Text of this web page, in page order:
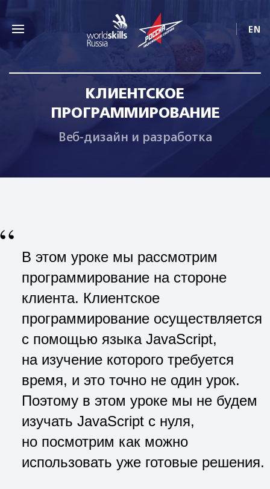
EN
КЛИЕНТСКОЕ
ПРОГРАММИРОВАНИЕ
Веб-дизайн и разработка
В этом уроке мы рассмотрим
программирование на стороне
клиента. Клиентское
программирование осуществляется
с помощью языка JavaScript,
на изучение которого требуется
время, и это точно не один урок.
Поэтому в этом уроке мы не будем
изучать JavaScript с нуля,
но посмотрим как можно
использовать уже готовые решения.